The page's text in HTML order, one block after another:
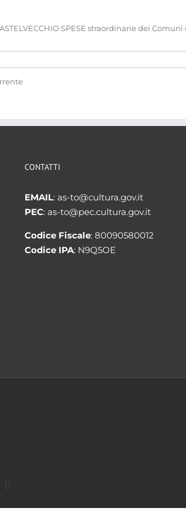
SPESE straordinarie dei Comuni
CONTATTI
EMAIL: as-to@cultura.gov.it
PEC: as-to@pec.cultura.gov.it
Codice Fiscale: 80090580012
Codice IPA: N9Q5OE